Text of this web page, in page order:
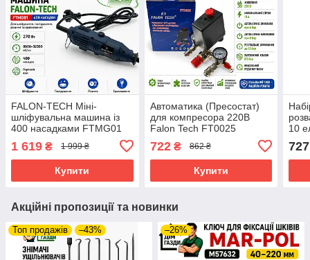
FALON-TECH Міні-
шліфувальна машина із
400 насадками FTMG01
1 619 ₴ 1 999 ₴
Купити
Автоматика (Пресостат)
для компресора 220В
Falon Tech FT0025
722₴ 862 ₴
Купити
10
727
Акційні пропозиції та новинки
Топ продажів –43% –26%